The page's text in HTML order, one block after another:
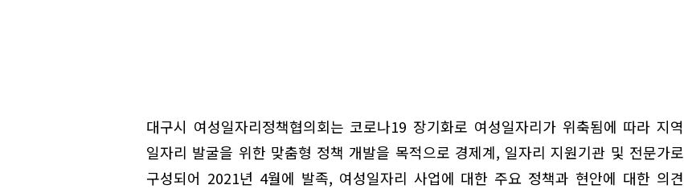
대구시 여성일자리정책협의회는 코로나19 장기화로 여성일자리가 위축됨에 따라 지역
일자리 발굴을 위한 맞춤형 정책 개발을 목적으로 경제계, 일자리 지원기관 및 전문가로
구성되어 2021년 4월에 발족, 여성일자리 사업에 대한 주요 정책과 현안에 대한 의견